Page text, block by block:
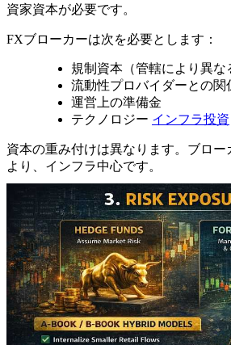
資家資本が必要です。
FXブローカーは次を必要とします：
規制資本（管轄により異な
流動性プロバイダーとの関
運営上の準備金
テクノロジー インフラ投資
資本の重み付けは異なります。ブロー
より、インフラ中心です。